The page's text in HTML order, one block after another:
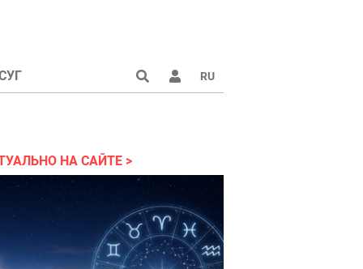
RU
2022
НА САЙТЕ